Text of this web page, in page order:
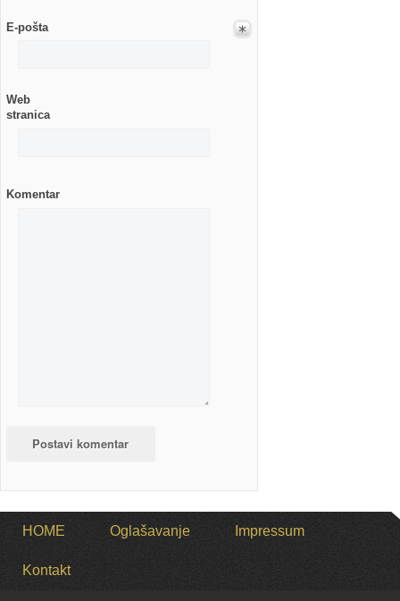
E-pošta
Web
stranica
Komentar
HOME Oglašavanje Impressum
Kontakt